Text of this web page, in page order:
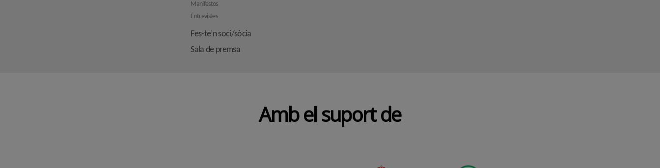
Manifestos
Entrevistes
Fes-te’n soci/sòcia
Sala de premsa
Amb el suport de